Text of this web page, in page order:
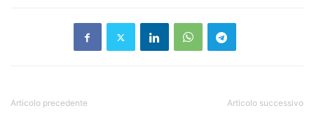
Articolo precedente Articolo successivo